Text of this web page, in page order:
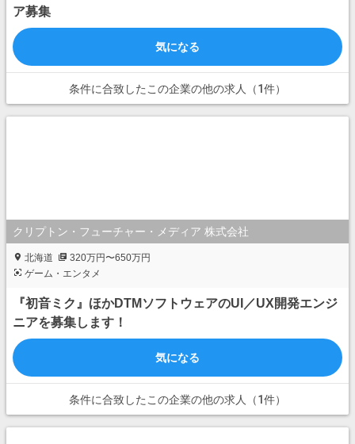
ア募集
気になる
条件に合致したこの企業の他の求人（1件）
クリプトン・フューチャー・メディア 株式会社
北海道
320万円〜650万円
ゲーム・エンタメ
『初音ミク』ほかDTMソフトウェアのUI／UX開発エンジ
ニアを募集します！
気になる
条件に合致したこの企業の他の求人（1件）